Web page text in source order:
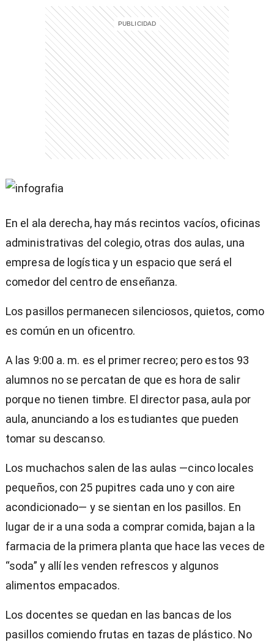
En el ala derecha, hay más recintos vacíos, oficinas
administrativas del colegio, otras dos aulas, una
empresa de logística y un espacio que será el
comedor del centro de enseñanza.
Los pasillos permanecen silenciosos, quietos, como
es común en un oficentro.
A las 9:00 a. m. es el primer recreo; pero estos 93
alumnos no se percatan de que es hora de salir
porque no tienen timbre. El director pasa, aula por
aula, anunciando a los estudiantes que pueden
tomar su descanso.
Los muchachos salen de las aulas —cinco locales
pequeños, con 25 pupitres cada uno y con aire
acondicionado— y se sientan en los pasillos. En
lugar de ir a una soda a comprar comida, bajan a la
farmacia de la primera planta que hace las veces de
“soda” y allí les venden refrescos y algunos
alimentos empacados.
Los docentes se quedan en las bancas de los
pasillos comiendo frutas en tazas de plástico. No